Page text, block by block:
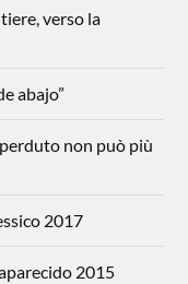
verso la
abajo”
non può più
2017
2015